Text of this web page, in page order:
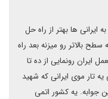
ها بهتر از راه حل
بالاتر رو میزنه بعد راه
ایران رونمایی از ده تا
تار موی ایرانی که شهید
جوابه. یه کشور اتمی